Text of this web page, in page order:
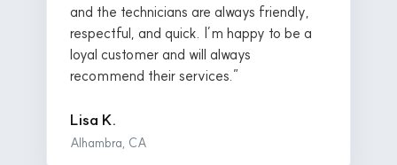
and the technicians are always friendly,
respectful, and quick. I’m happy to be a
loyal customer and will always
recommend their services.”
Lisa K.
Alhambra, CA